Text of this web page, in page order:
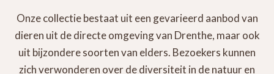
Onze collectie bestaat uit een gevarieerd aanbod van
dieren uit de directe omgeving van Drenthe, maar ook
uit bijzondere soorten van elders. Bezoekers kunnen
zich verwonderen over de diversiteit in de natuur en